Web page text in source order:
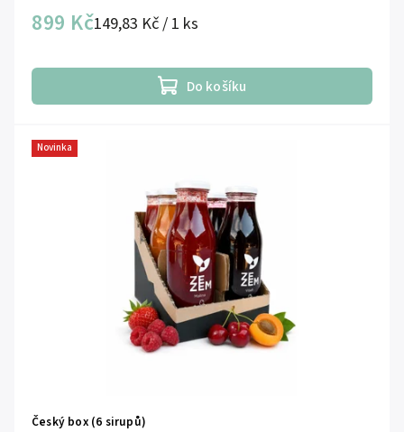
899 Kč149,83 Kč / 1 ks
Do košíku
Novinka
Český box (6 sirupů)